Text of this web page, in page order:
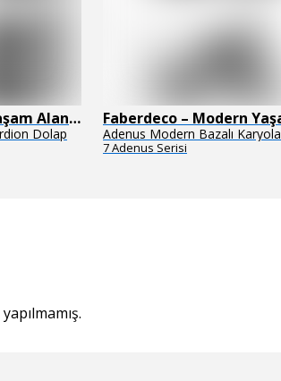
Faberdeco – Modern Yaşam Alanları İçin Özel Tasarım Mobilyalar
Dolap Adenus Modern Bazalı Karyola
7 Adenus Serisi